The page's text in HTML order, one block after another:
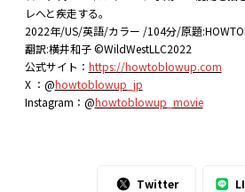
レへと疾走する。
2022年/US/英語/カラー /104分/原題
翻訳:横井和子 ©WildWestLLC2022
公式サイト： https://howtoblowup.com
X ：@howtoblowup_jp
Instagram：@howtoblowup_movie
Twitter